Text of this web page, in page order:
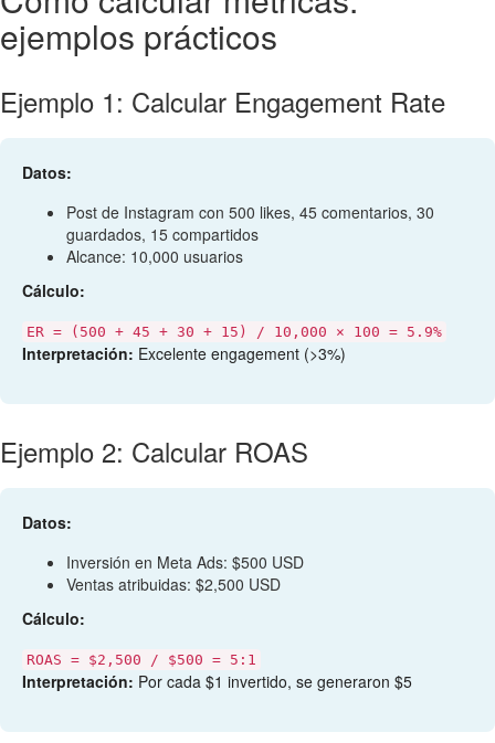
ejemplos prácticos
Ejemplo 1: Calcular Engagement Rate
Datos:
Post de Instagram con 500 likes, 45 comentarios, 30
guardados, 15 compartidos
Alcance: 10,000 usuarios
Cálculo:
ER = (500 + 45 + 30 + 15) / 10,000 × 100 = 5.9%
Interpretación: Excelente engagement (>3%)
Ejemplo 2: Calcular ROAS
Datos:
Inversión en Meta Ads: $500 USD
Ventas atribuidas: $2,500 USD
Cálculo:
ROAS = $2,500 / $500 = 5:1
Interpretación: Por cada $1 invertido, se generaron $5